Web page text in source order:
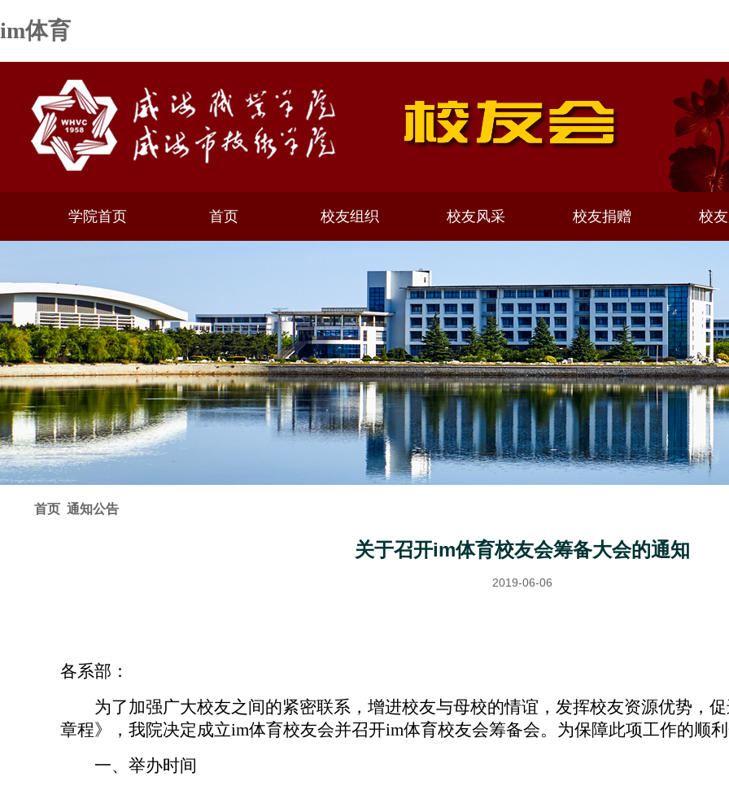
im体育
学院首页 首页 校友组织 校友风采 校友捐赠 校
首页 通知公告
关于召开im体育校友会筹备大会的通知
2019-06-06
各系部：
为了加强广大校友之间的紧密联系，增进校友与母校的情谊，发挥校友资源优势，
章程》，我院决定成立im体育校友会并召开im体育校友会筹备会。为保障此项工作的顺
一、举办时间